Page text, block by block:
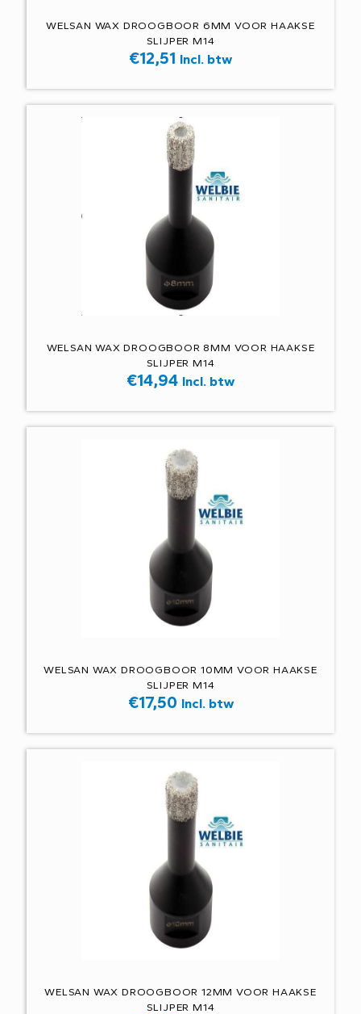
WELSAN WAX DROOGBOOR 6MM VOOR HAAKSE
SLIJPER M14
€12,51 Incl. btw
WELSAN WAX DROOGBOOR 8MM VOOR HAAKSE
SLIJPER M14
€14,94 Incl. btw
WELSAN WAX DROOGBOOR 10MM VOOR HAAKSE
SLIJPER M14
€17,50 Incl. btw
WELSAN WAX DROOGBOOR 12MM VOOR HAAKSE
SLIJPER M14